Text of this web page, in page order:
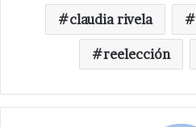
claudia rivela
reelección